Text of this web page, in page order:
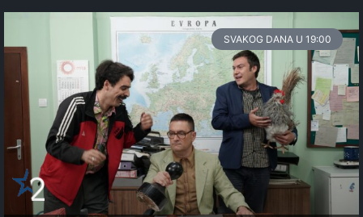
SVAKOG DANA U 19:00